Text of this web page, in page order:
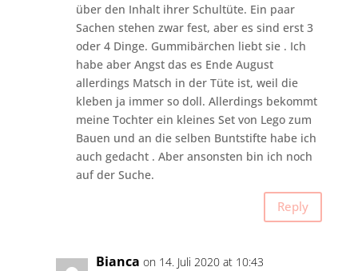
über den Inhalt ihrer Schultüte. Ein paar
Sachen stehen zwar fest, aber es sind erst 3
oder 4 Dinge. Gummibärchen liebt sie . Ich
habe aber Angst das es Ende August
allerdings Matsch in der Tüte ist, weil die
kleben ja immer so doll. Allerdings bekommt
meine Tochter ein kleines Set von Lego zum
Bauen und an die selben Buntstifte habe ich
auch gedacht . Aber ansonsten bin ich noch
auf der Suche.
Reply
Bianca on 14. Juli 2020 at 10:43